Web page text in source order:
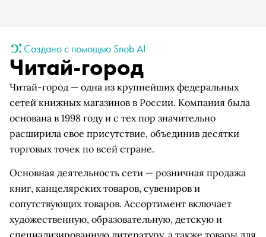
Создано с помощью Snob AI
Читай-город
Читай-город — одна из крупнейших федеральных
сетей книжных магазинов в России. Компания была
основана в 1998 году и с тех пор значительно
расширила свое присутствие, объединив десятки
торговых точек по всей стране.
Основная деятельность сети — розничная продажа
книг, канцелярских товаров, сувениров и
сопутствующих товаров. Ассортимент включает
художественную, образовательную, детскую и
специализированную литературу, а также товары для